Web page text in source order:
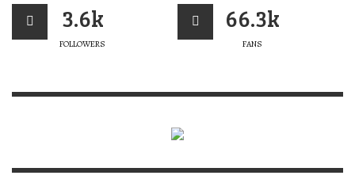
3.6k
FOLLOWERS
66.3k
FANS